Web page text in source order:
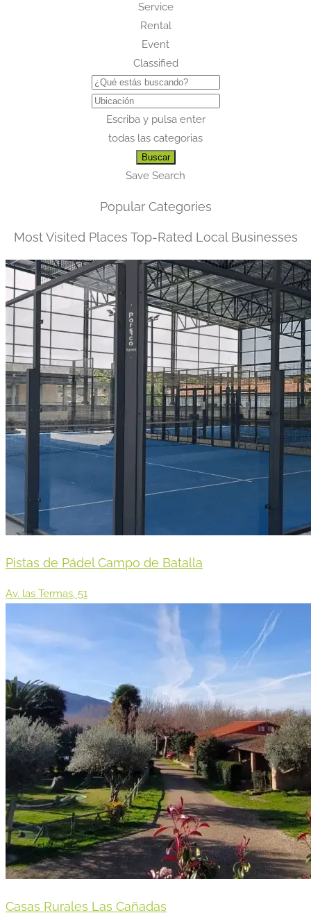
Service
Rental
Event
Classified
Escriba y pulsa enter
todas las categorias
Buscar
Save Search
Popular Categories
Most Visited Places Top-Rated Local Businesses
Pistas de Pádel Campo de Batalla
Av. las Termas, 51
Casas Rurales Las Cañadas